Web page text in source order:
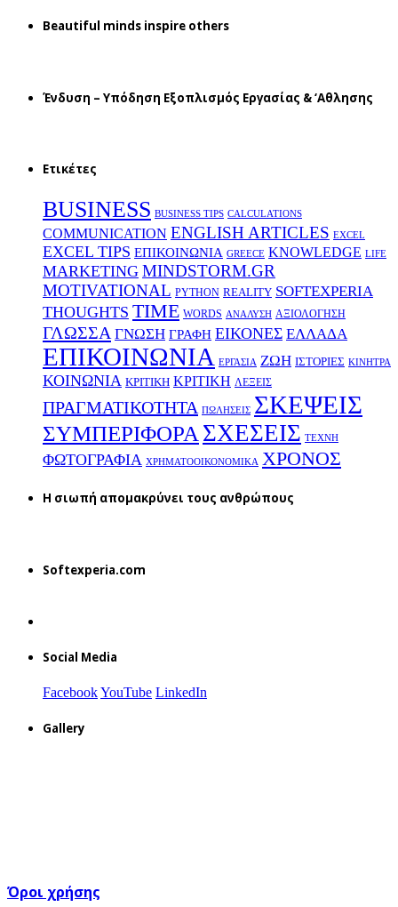
Beautiful minds inspire others
Ένδυση – Υπόδηση Εξοπλισμός Εργασίας & ‘Aθλησης
Ετικέτες
BUSINESS BUSINESS TIPS CALCULATIONS
COMMUNICATION ENGLISH ARTICLES EXCEL
EXCEL TIPS EΠΙΚΟΙΝΩΝΙΑ GREECE KNOWLEDGE LIFE
MARKETING MINDSTORM.GR
MOTIVATIONAL PYTHON REALITY SOFTEXPERIA
THOUGHTS TIME WORDS ΑΝΑΛΥΣΗ ΑΞΙΟΛΟΓΗΣΗ
ΓΛΩΣΣΑ ΓΝΩΣΗ ΓΡΑΦΗ ΕΙΚΟΝΕΣ ΕΛΛΑΔΑ
ΕΠΙΚΟΙΝΩΝΙΑ ΕΡΓΑΣΙΑ ΖΩΗ ΙΣΤΟΡΙΕΣ ΚΙΝΗΤΡΑ
ΚΟΙΝΩΝΙΑ ΚΡΙΤΙΚΗ ΚΡΙΤΙΚΗ ΛΕΞΕΙΣ
ΠΡΑΓΜΑΤΙΚΟΤΗΤΑ ΠΩΛΗΣΕΙΣ ΣΚΕΨΕΙΣ
ΣΥΜΠΕΡΙΦΟΡΑΣΧΕΣΕΙΣ ΤΕΧΝΗ
ΦΩΤΟΓΡΑΦΙΑ ΧΡΗΜΑΤΟΟΙΚΟΝΟΜΙΚΑ ΧΡΟΝΟΣ
H σιωπή απομακρύνει τους ανθρώπους
Softexperia.com
Social Media
FacebookYouTube LinkedIn
Gallery
Όροι χρήσης